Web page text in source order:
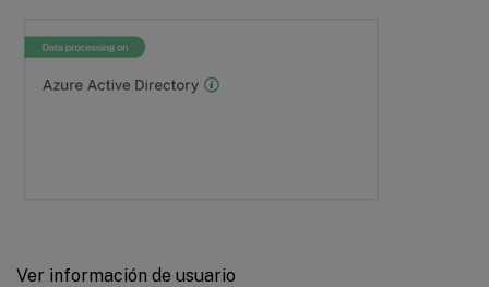
Ver información de usuario